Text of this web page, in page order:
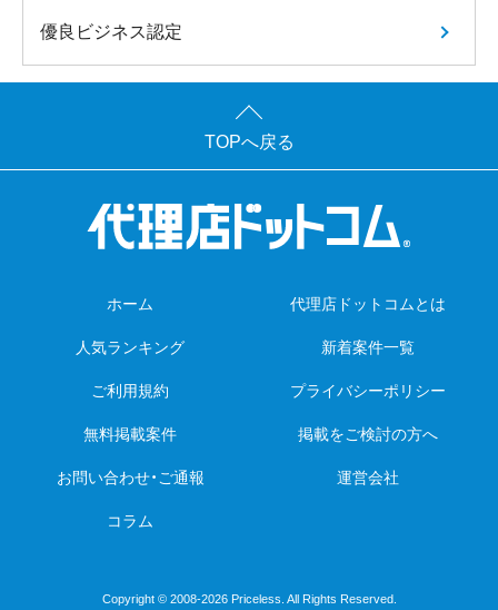
優良ビジネス認定
TOPへ戻る
ホーム 代理店ドットコムとは
人気ランキング 新着案件一覧
ご利用規約 プライバシーポリシー
無料掲載案件 掲載をご検討の方へ
お問い合わせ・ご通報 運営会社
コラム
Copyright © 2008-2026 Priceless. All Rights Reserved.